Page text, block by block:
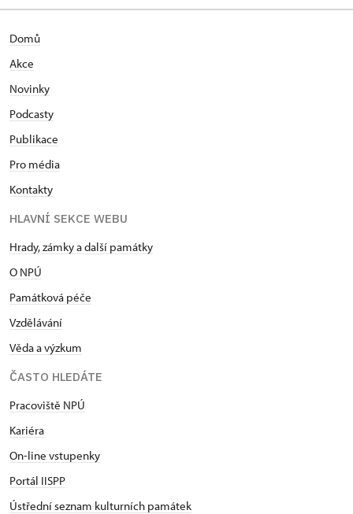
Domů
Akce
Novinky
Podcasty
Publikace
Pro média
Kontakty
HLAVNÍ SEKCE WEBU
Hrady, zámky a další památky
O NPÚ
Památková péče
Vzdělávání
Věda a výzkum
ČASTO HLEDÁTE
Pracoviště NPÚ
Kariéra
On-line vstupenky
Portál IISPP
Ústřední seznam kulturních památek